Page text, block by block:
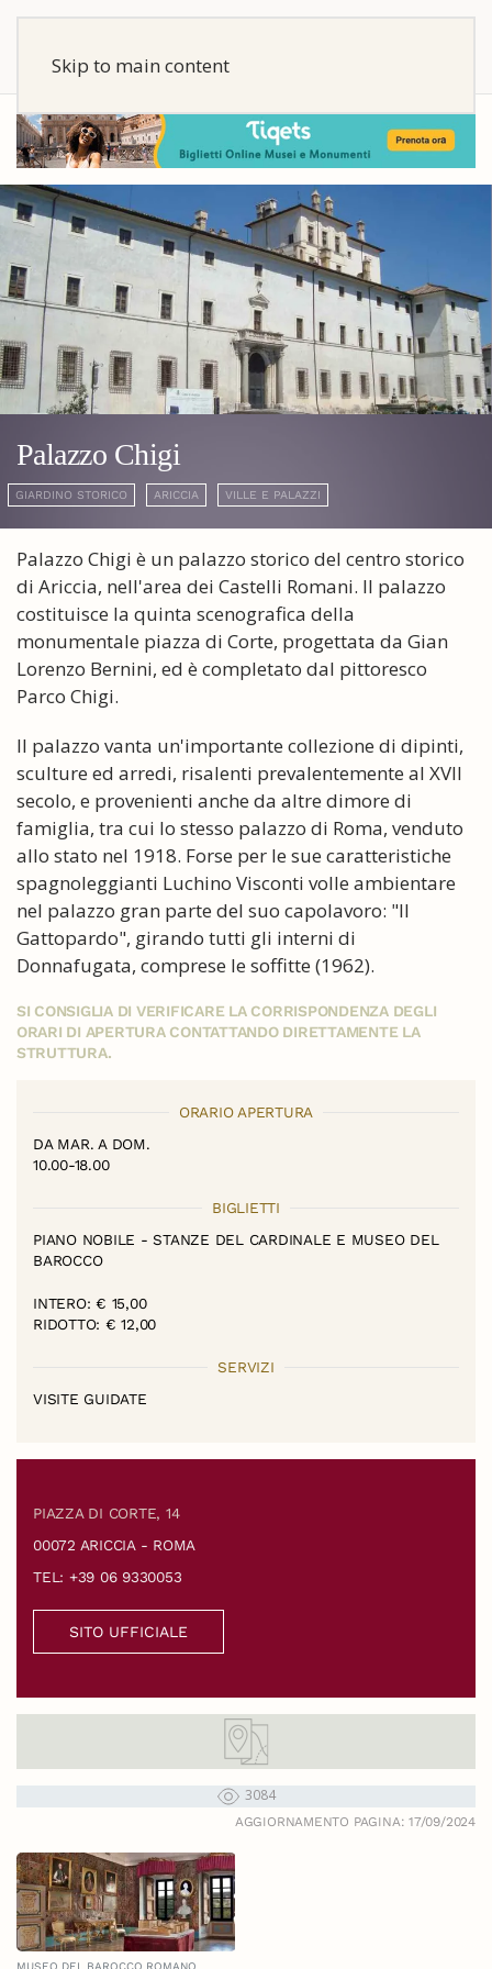
Skip to main content
Palazzo Chigi
GIARDINO STORICO ARICCIA VILLE E PALAZZI
Palazzo Chigi è un palazzo storico del centro storico
di Ariccia, nell'area dei Castelli Romani. Il palazzo
costituisce la quinta scenografica della
monumentale piazza di Corte, progettata da Gian
Lorenzo Bernini, ed è completato dal pittoresco
Parco Chigi.
Il palazzo vanta un'importante collezione di dipinti,
sculture ed arredi, risalenti prevalentemente al XVII
secolo, e provenienti anche da altre dimore di
famiglia, tra cui lo stesso palazzo di Roma, venduto
allo stato nel 1918. Forse per le sue caratteristiche
spagnoleggianti Luchino Visconti volle ambientare
nel palazzo gran parte del suo capolavoro: "Il
Gattopardo", girando tutti gli interni di
Donnafugata, comprese le soffitte (1962).
SI CONSIGLIA DI VERIFICARE LA CORRISPONDENZA DEGLI
ORARI DI APERTURA CONTATTANDO DIRETTAMENTE LA
STRUTTURA.
ORARIO APERTURA
DA MAR. A DOM.
10.00-18.00
BIGLIETTI
PIANO NOBILE - STANZE DEL CARDINALE E MUSEO DEL
BAROCCO
INTERO: € 15,00
RIDOTTO: € 12,00
SERVIZI
VISITE GUIDATE
PIAZZA DI CORTE, 14
00072 ARICCIA - ROMA
TEL: +39 06 9330053
SITO UFFICIALE
3084
AGGIORNAMENTO PAGINA: 17/09/2024
MUSEO DEL BAROCCO ROMANO